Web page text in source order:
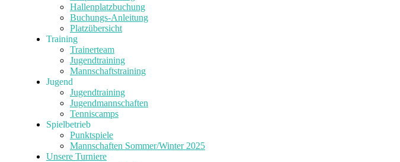
Hallenplatzbuchung
Buchungs-Anleitung
Platzübersicht
Training
Trainerteam
Jugendtraining
Mannschaftstraining
Jugend
Jugendtraining
Jugendmannschaften
Tenniscamps
Spielbetrieb
Punktspiele
Mannschaften Sommer/Winter 2025
Unsere Turniere